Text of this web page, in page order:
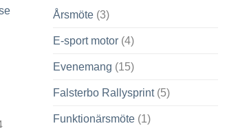
Årsmöte (3)
E-sport motor (4)
Evenemang (15)
Falsterbo Rallysprint(5)
Funktionärsmöte (1)